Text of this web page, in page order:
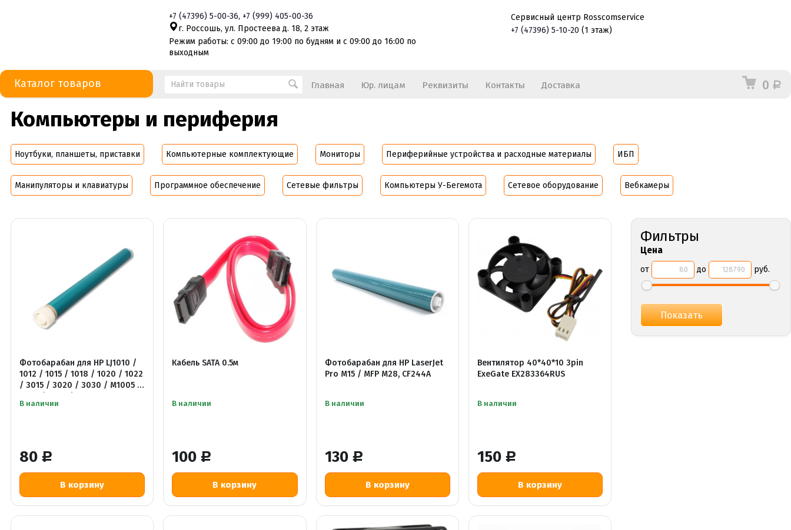
+7 (47396) 5-00-36, +7 (999) 405-00-36
г. Россошь, ул. Простеева д. 18, 2 этаж
Режим работы: с 09:00 до 19:00 по будням и с 09:00 до 16:00 по
выходным
Сервисный центр Rosscomservice
+7(47396) 5-10-20 (1 этаж)
0 Р
Каталог товаров Главная Юр. лицам Реквизиты Контакты Доставка
Компьютеры и периферия
Ноутбуки, планшеты, приставки Компьютерные комплектующие Мониторы Периферийные устройства и расходные материалы ИБП
Манипуляторы и клавиатуры Программное обеспечение Сетевые фильтры Компьютеры У-Бегемота Сетевое оборудование Вебкамеры
Фильтры
Цена
от до руб.
80 Р
Фотобарабан для HP LJ1010 /
1012 / 1015 / 1018 / 1020 / 1022
/ 3015 / 3020 / 3030 / M1005 /
В наличии
100 Р
Кабель SATA 0.5м
В наличии
130 Р
Фотобарабан для HP LaserJet
Pro M15 / MFP M28, CF244A
В наличии
150 Р
Вентилятор 40*40*10 3pin
ExeGate EX283364RUS
В наличии